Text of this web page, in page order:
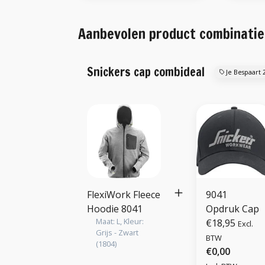
Aanbevolen product
Snickers cap combideal Je Bespaart
FlexiWork Fleece
Hoodie 8041
Maat: L, Kleur:
Grijs - Zwart
(1804)
9041
Opdruk Cap
€18,95 Excl.
BTW
€0,00